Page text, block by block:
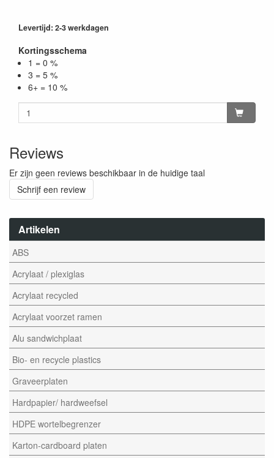
Artikelen
ABS
Acrylaat / plexiglas
Acrylaat recycled
Acrylaat voorzet ramen
Alu sandwichplaat
Bio- en recycle plastics
Graveerplaten
Hardpapier/ hardweefsel
HDPE wortelbegrenzer
Karton-cardboard platen
Levertijd: 2-3 werkdagen
Kortingsschema
1 = 0 %
3 = 5 %
6+ = 10 %
Reviews
Er zijn geen reviews beschikbaar in de huidige taal
Schrijf een review